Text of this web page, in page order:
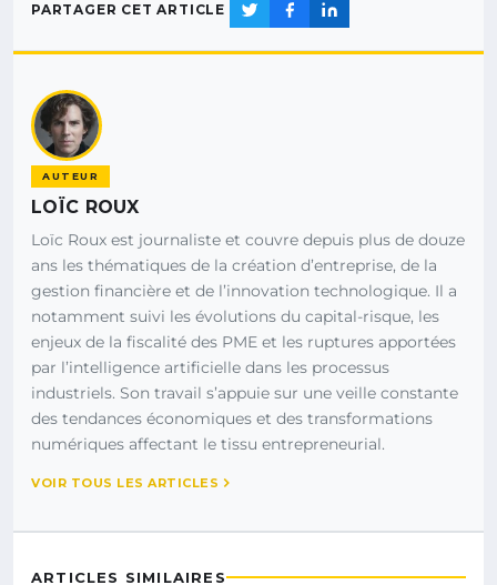
PARTAGER CET ARTICLE
AUTEUR
LOÏC ROUX
Loïc Roux est journaliste et couvre depuis plus de douze
ans les thématiques de la création d’entreprise, de la
gestion financière et de l’innovation technologique. Il a
notamment suivi les évolutions du capital-risque, les
enjeux de la fiscalité des PME et les ruptures apportées
par l’intelligence artificielle dans les processus
industriels. Son travail s’appuie sur une veille constante
des tendances économiques et des transformations
numériques affectant le tissu entrepreneurial.
VOIR TOUS LES ARTICLES
ARTICLES SIMILAIRES